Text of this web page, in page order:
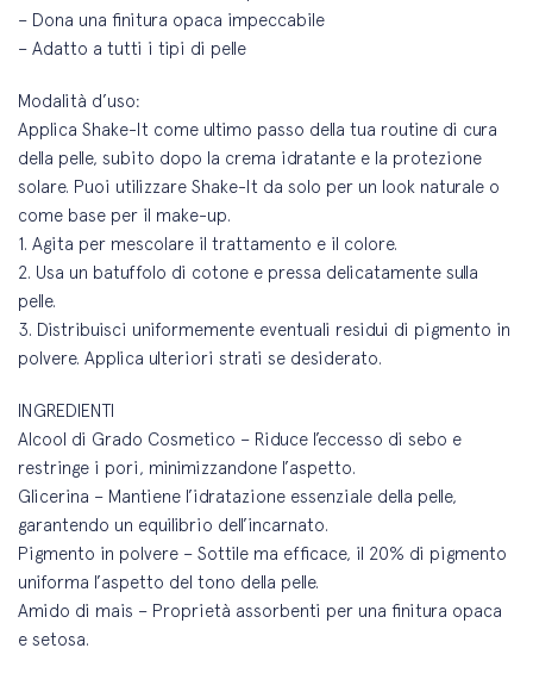
– Dona una finitura opaca impeccabile
– Adatto a tutti i tipi di pelle
Modalità d’uso:
Applica Shake-It come ultimo passo della tua routine di cura
della pelle, subito dopo la crema idratante e la protezione
solare. Puoi utilizzare Shake-It da solo per un look naturale o
come base per il make-up.
1. Agita per mescolare il trattamento e il colore.
2. Usa un batuffolo di cotone e pressa delicatamente sulla
pelle.
3. Distribuisci uniformemente eventuali residui di pigmento in
polvere. Applica ulteriori strati se desiderato.
INGREDIENTI
Alcool di Grado Cosmetico – Riduce l’eccesso di sebo e
restringe i pori, minimizzandone l’aspetto.
Glicerina – Mantiene l’idratazione essenziale della pelle,
garantendo un equilibrio dell’incarnato.
Pigmento in polvere – Sottile ma efficace, il 20% di pigmento
uniforma l’aspetto del tono della pelle.
Amido di mais – Proprietà assorbenti per una finitura opaca
e setosa.